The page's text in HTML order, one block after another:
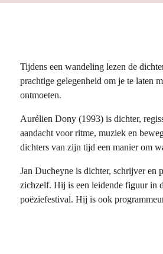
Tijdens een wandeling lezen de
prachtige gelegenheid om je te laten
ontmoeten.
Aurélien Dony (1993) is dichter,
aandacht voor ritme, muziek en
dichters van zijn tijd een manier om
Jan Ducheyne is dichter, schrijver en
zichzelf. Hij is een leidende figuur in
poëziefestival. Hij is ook